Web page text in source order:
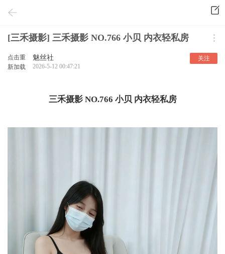
[三禾摄影] 三禾摄影 NO.766 小贝 内衣轻私房
点击重
新加载
魅丝社
2026-5-12 00:47:21
关注
三禾摄影 NO.766 小贝 内衣轻私房